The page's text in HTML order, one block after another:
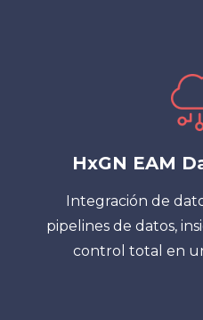
HxGN EAM
Integración de
pipelines de datos,
control total en